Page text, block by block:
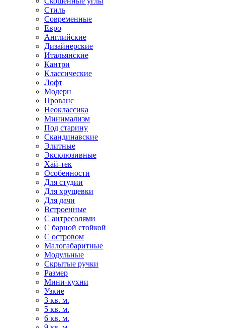
Стиль
Современные
Евро
Английские
Дизайнерские
Итальянские
Кантри
Классические
Лофт
Модерн
Прованс
Неоклассика
Минимализм
Под старину
Скандинавские
Элитные
Эксклюзивные
Хай-тек
Особенности
Для студии
Для хрущевки
Для дачи
Встроенные
С антресолями
С барной стойкой
С островом
Малогабаритные
Модульные
Скрытые ручки
Размер
Мини-кухни
Узкие
3 кв. м.
5 кв. м.
6 кв. м.